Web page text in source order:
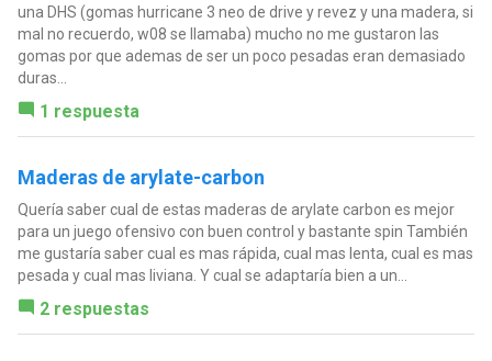
una DHS (gomas hurricane 3 neo de drive y revez y una madera, si
mal no recuerdo, w08 se llamaba) mucho no me gustaron las
gomas por que ademas de ser un poco pesadas eran demasiado
duras...
1 respuesta
Maderas de arylate-carbon
Quería saber cual de estas maderas de arylate carbon es mejor
para un juego ofensivo con buen control y bastante spin También
me gustaría saber cual es mas rápida, cual mas lenta, cual es mas
pesada y cual mas liviana. Y cual se adaptaría bien a un...
2 respuestas